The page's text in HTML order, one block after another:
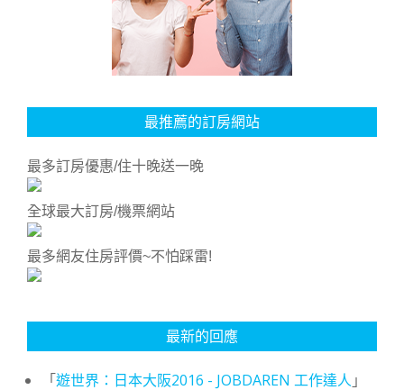
最推薦的訂房網站
最多訂房優惠/住十晚送一晚
全球最大訂房/機票網站
最多網友住房評價~不怕踩雷!
最新的回應
「遊世界：日本大阪2016 - JOBDAREN 工作達人 」